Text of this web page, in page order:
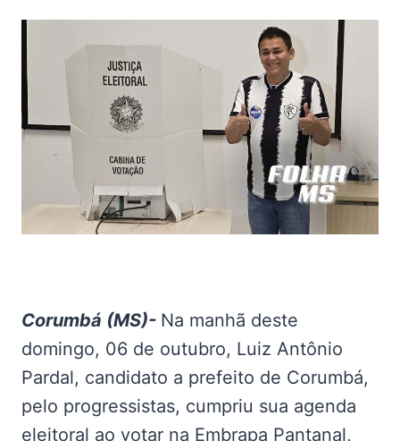
Corumbá (MS)- Na manhã deste
domingo, 06 de outubro, Luiz Antônio
Pardal, candidato a prefeito de Corumbá,
pelo progressistas, cumpriu sua agenda
eleitoral ao votar na Embrapa Pantanal,